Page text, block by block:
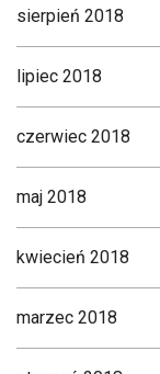
sierpień 2018
lipiec 2018
czerwiec 2018
maj 2018
kwiecień 2018
marzec 2018